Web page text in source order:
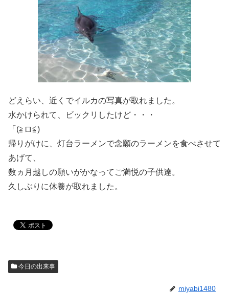
どえらい、近くでイルカの写真が取れました。
水かけられて、ビックリしたけど・・・
「(≧ロ≦)
帰りがけに、灯台ラーメンで念願のラーメンを食べさせて
あげて、
数ヵ月越しの願いがかなってご満悦の子供達。
久しぶりに休養が取れました。
今日の出来事
miyabi1480